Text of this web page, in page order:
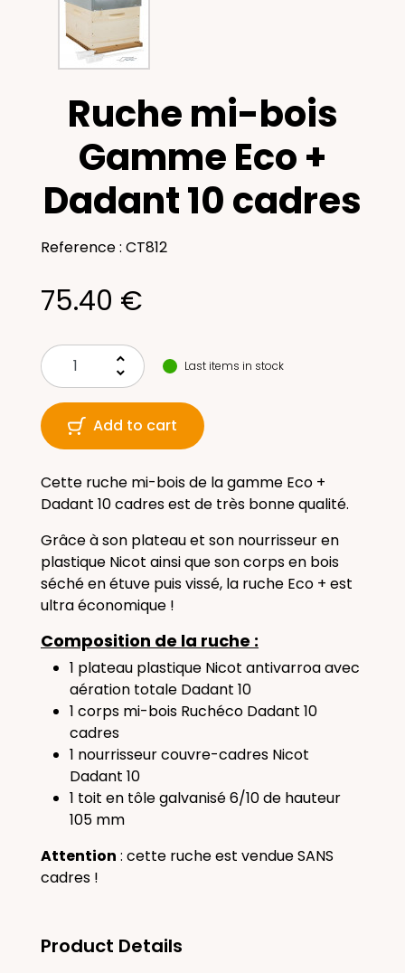
Ruche mi-bois
Gamme Eco +
Dadant 10 cadres
Reference : CT812
75.40 €
keyboard_arrow_up
keyboard_arrow_down
Last items in stock
Add to cart
Cette ruche mi-bois de la gamme Eco +
Dadant 10 cadres est de très bonne qualité.
Grâce à son plateau et son nourrisseur en
plastique Nicot ainsi que son corps en bois
séché en étuve puis vissé, la ruche Eco + est
ultra économique !
Composition de la ruche :
1 plateau plastique Nicot antivarroa avec
aération totale Dadant 10
1 corps mi-bois Ruchéco Dadant 10
cadres
1 nourrisseur couvre-cadres Nicot
Dadant 10
1 toit en tôle galvanisé 6/10 de hauteur
105 mm
Attention : cette ruche est vendue SANS
cadres !
Product Details